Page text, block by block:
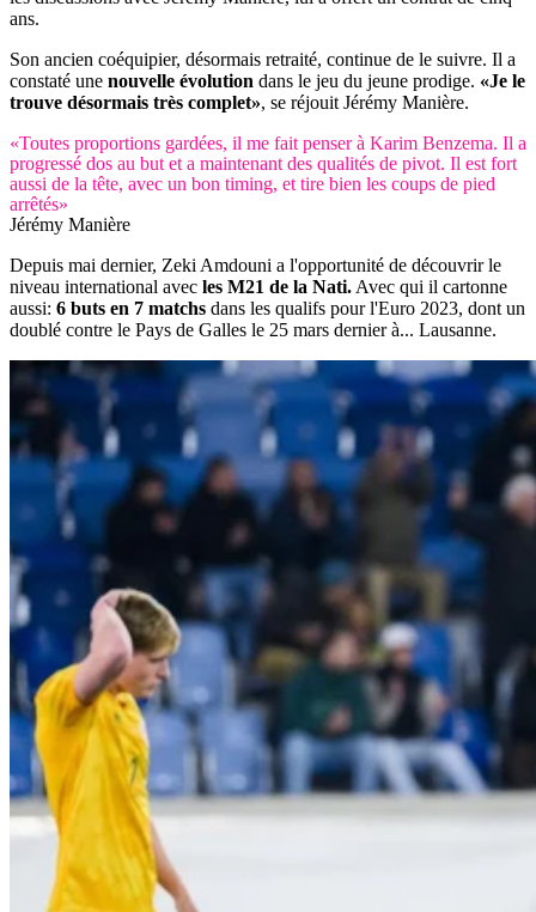
ans.
Son ancien coéquipier, désormais retraité, continue de le suivre. Il a
constaté une nouvelle évolution dans le jeu du jeune prodige. «Je le
trouve désormais très complet», se réjouit Jérémy Manière.
«Toutes proportions gardées, il me fait penser à Karim Benzema. Il a
progressé dos au but et a maintenant des qualités de pivot. Il est fort
aussi de la tête, avec un bon timing, et tire bien les coups de pied
arrêtés»
Jérémy Manière
Depuis mai dernier, Zeki Amdouni a l'opportunité de découvrir le
niveau international avec les M21 de la Nati. Avec qui il cartonne
aussi: 6 buts en 7 matchs dans les qualifs pour l'Euro 2023, dont un
doublé contre le Pays de Galles le 25 mars dernier à... Lausanne.